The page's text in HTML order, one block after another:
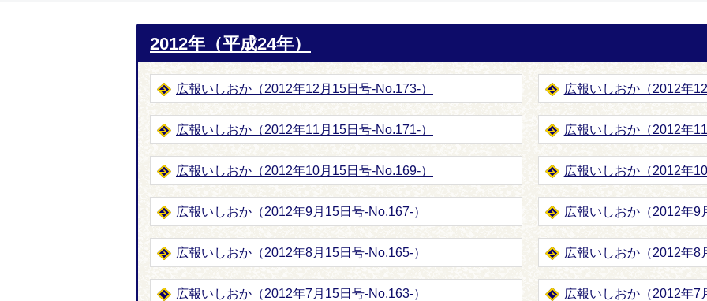
2012年（平成24年）
広報いしおか（2012年12月15日号-No.173-） 広報いしおか（2012年
広報いしおか（2012年11月15日号-No.171-） 広報いしおか（2012年
広報いしおか（2012年10月15日号-No.169-） 広報いしおか（2012年
広報いしおか（2012年9月15日号-No.167-） 広報いしおか（2012年9
広報いしおか（2012年8月15日号-No.165-） 広報いしおか（2012年8
広報いしおか（2012年7月15日号-No.163-） 広報いしおか（2012年7